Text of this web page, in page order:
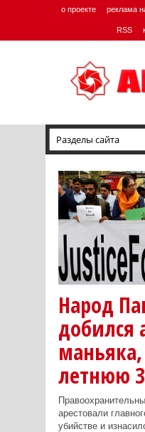
о проекте реклама
RSS
Народ
добился
летнюю
арестовали
убийстве и